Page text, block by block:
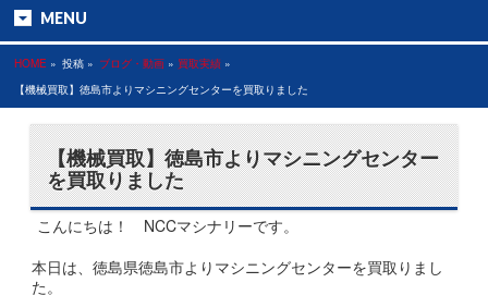
MENU
HOME » 投稿 » ブログ・動画 » 買取実績 »
【機械買取】徳島市よりマシニングセンターを買取りました
【機械買取】徳島市よりマシニングセンター
を買取りました
こんにちは！ NCCマシナリーです。
本日は、徳島県徳島市よりマシニングセンターを買取りまし
た。